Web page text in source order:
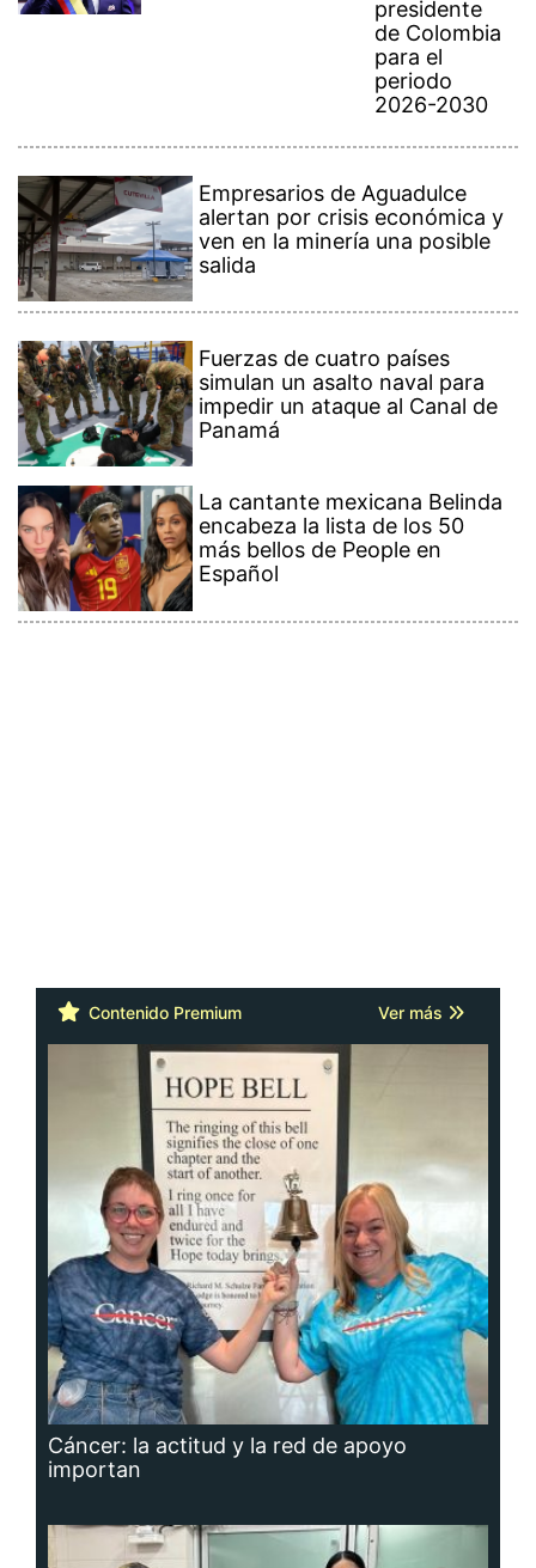
presidente
de Colombia
para el
periodo
2026-2030
Empresarios de Aguadulce
alertan por crisis económica y
ven en la minería una posible
salida
Fuerzas de cuatro países
simulan un asalto naval para
impedir un ataque al Canal de
Panamá
La cantante mexicana Belinda
encabeza la lista de los 50
más bellos de People en
Español
Contenido Premium Ver más
Cáncer: la actitud y la red de apoyo
importan